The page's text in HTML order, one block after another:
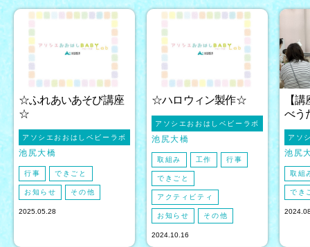
☆ふれあいあそび講座
☆
アソシエおおはしベビーラボ
池尻大橋
行事 できごと
お知らせ その他
2025.05.28
☆ハロウィン製作☆
アソシエおおはしベビーラボ
池尻大橋
取組み 工作 行事
できごと
アクティビティ
お知らせ その他
2024.10.16
【
べう
アソ
池尻
取組
でき